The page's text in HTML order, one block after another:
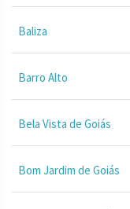
Baliza
Barro Alto
Bela Vista de Goiás
Bom Jardim de Goiás